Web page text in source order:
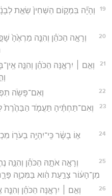
19
וְהָיָ֞ה בִּמְק֤וֹם הַשְּׁחִין֙ שְׂאֵ֣ת
20
וְרָאָ֣ה הַכֹּהֵ֗ן וְהִנֵּ֤ה מַרְאֶ֙הָ֙
21
וְאִ֣ם ׀ יִרְאֶ֣נָּה הַכֹּהֵ֗ן וְהִנֵּ֤ה
22 וְאִם־פָּשֹׂ֥ה
23
וְאִם־תַּחְתֶּ֜יהָ תַּעֲמֹ֤ד הַבַּהֶ֙רֶת֙
24
א֣וֹ בָשָׂ֔ר כִּֽי־יִהְיֶ֥ה בְעֹר֖וֹ
25
וְרָאָ֣ה אֹתָ֣הּ הַכֹּהֵ֡ן וְהִנֵּ֣ה
מִן־הָע֔וֹר צָרַ֣עַת הִ֔וא בַּמִּכְוָ֖ה
26
וְאִ֣ם ׀ יִרְאֶ֣נָּה הַכֹּהֵ֗ן